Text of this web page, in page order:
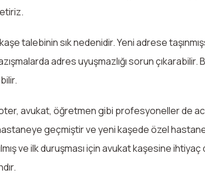
talebinin sık nedenidir. Yeni adrese
adres uyuşmazlığı sorun
avukat, öğretmen gibi profesyoneller de
geçmiştir ve yeni kaşede özel hastane
ve ilk duruşması için avukat kaşesine